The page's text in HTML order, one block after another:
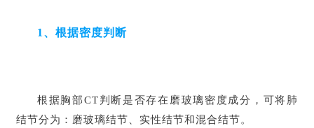
于
1、根据密度判断
根据胸部CT判断是否存在磨玻璃密度成分，可将肺
结节分为：磨玻璃结节、实性结节和混合结节。